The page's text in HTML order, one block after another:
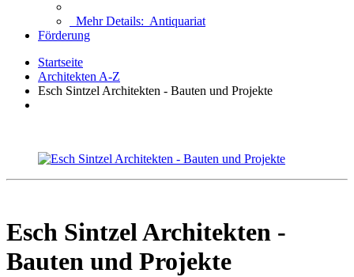
Mehr Details: Antiquariat
Förderung
Startseite
Architekten A-Z
Esch Sintzel Architekten - Bauten und Projekte
Esch Sintzel Architekten -
Bauten und Projekte